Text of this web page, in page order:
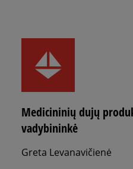
Medicininių dujų
vadybininkė
Greta Levanavičienė